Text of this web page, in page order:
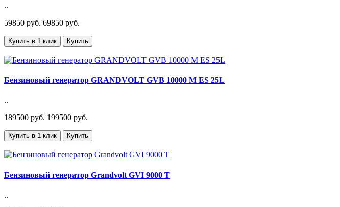
..
59850 руб. 69850 руб.
Купить в 1 клик Купить
Бензиновый генератор GRANDVOLT GVB 10000 M ES 25L
..
189500 руб. 199500 руб.
Купить в 1 клик Купить
Бензиновый генератор Grandvolt GVI 9000 T
..